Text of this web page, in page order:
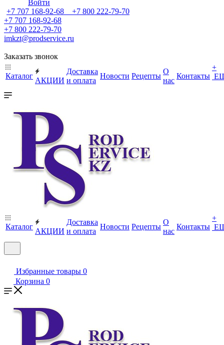
Войти
+7 707 168-92-68 +7 800 222-79-70
+7 707 168-92-68
+7 800 222-79-70
imkzt@prodservice.ru
Заказать звонок
Каталог
АКЦИИ
Доставка
и оплата
Новости Рецепты
О
нас
Контакты
+
Каталог
АКЦИИ
Доставка
и оплата
Новости Рецепты
О
нас
Контакты
+
Избранные товары 0
Корзина 0